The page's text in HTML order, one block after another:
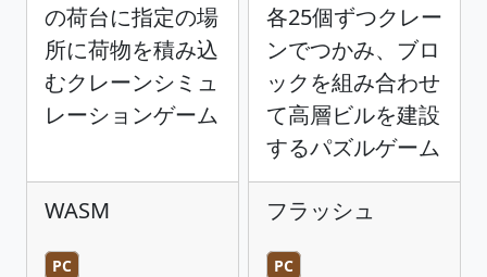
の荷台に指定の場
所に荷物を積み込
むクレーンシミュ
レーションゲーム
WASM
PC
各25個ずつクレー
ンでつかみ、ブロ
ックを組み合わせ
て高層ビルを建設
するパズルゲーム
フラッシュ
PC